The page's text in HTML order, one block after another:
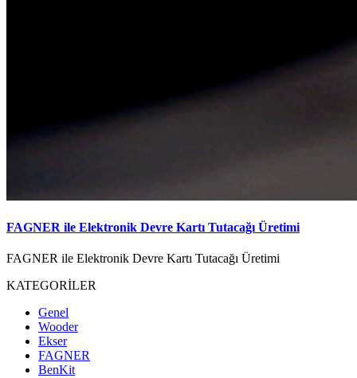
FAGNER ile Elektronik Devre Kartı Tutacağı Üretimi
FAGNER ile Elektronik Devre Kartı Tutacağı Üretimi
KATEGORİLER
Genel
Wooder
Ekser
FAGNER
BenKit